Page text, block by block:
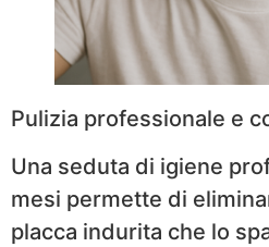
Pulizia professionale e
Una seduta di igiene
mesi permette di
placca indurita che lo